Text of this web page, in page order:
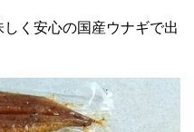
く安心の国産ウナギで出